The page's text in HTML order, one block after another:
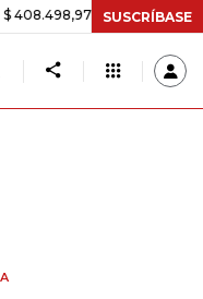
+$ 8.753,81 +2,19%
SUSCRÍBASE